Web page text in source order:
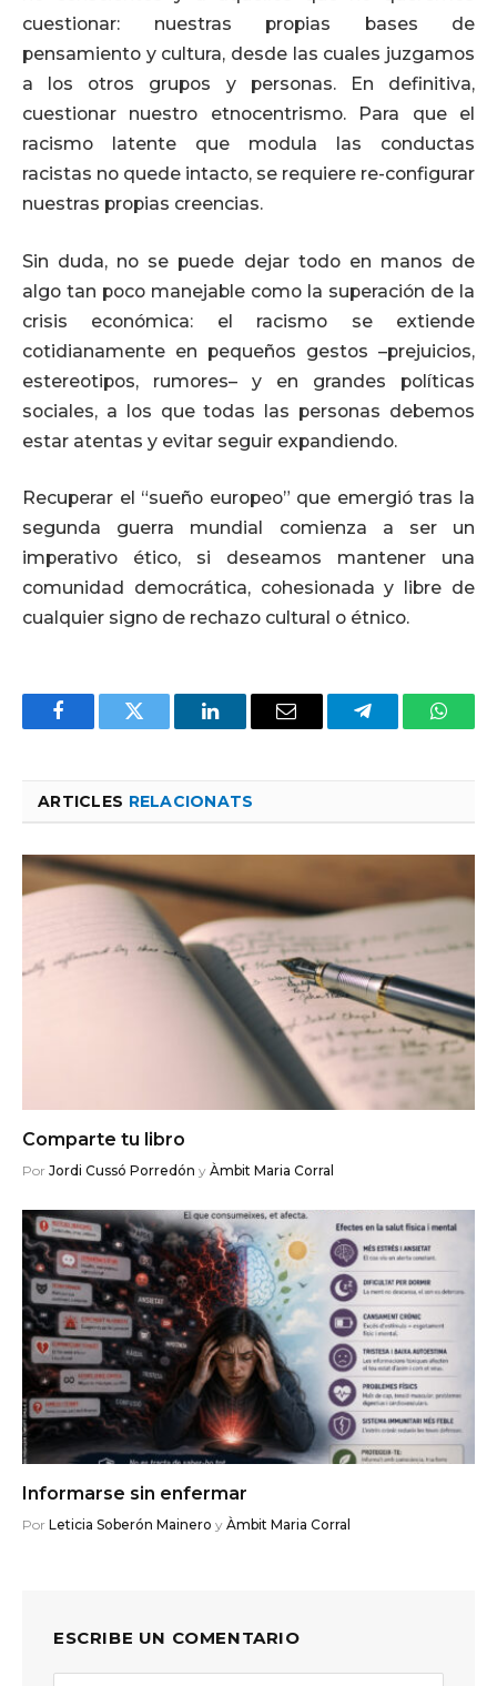
cuestionar: nuestras propias bases de
pensamiento y cultura, desde las cuales juzgamos
a los otros grupos y personas. En definitiva,
cuestionar nuestro etnocentrismo. Para que el
racismo latente que modula las conductas
racistas no quede intacto, se requiere re-configurar
nuestras propias creencias.
Sin duda, no se puede dejar todo en manos de
algo tan poco manejable como la superación de la
crisis económica: el racismo se extiende
cotidianamente en pequeños gestos –prejuicios,
estereotipos, rumores– y en grandes políticas
sociales, a los que todas las personas debemos
estar atentas y evitar seguir expandiendo.
Recuperar el “sueño europeo” que emergió tras la
segunda guerra mundial comienza a ser un
imperativo ético, si deseamos mantener una
comunidad democrática, cohesionada y libre de
cualquier signo de rechazo cultural o étnico.
FacebookTwitter LinkedInEmail Telegram
ARTICLES RELACIONATS
Comparte tu libro
Por Jordi Cussó Porredón y Àmbit Maria Corral
Informarse sin enfermar
Por Leticia Soberón Mainero y Àmbit Maria Corral
ESCRIBE UN COMENTARIO